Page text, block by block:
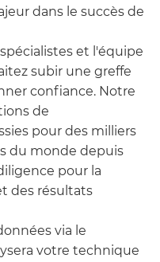
dans le succès de
et l'équipe
subir une greffe
confiance. Notre
de
pour des milliers
du monde depuis
pour la
des résultats
via le
votre technique